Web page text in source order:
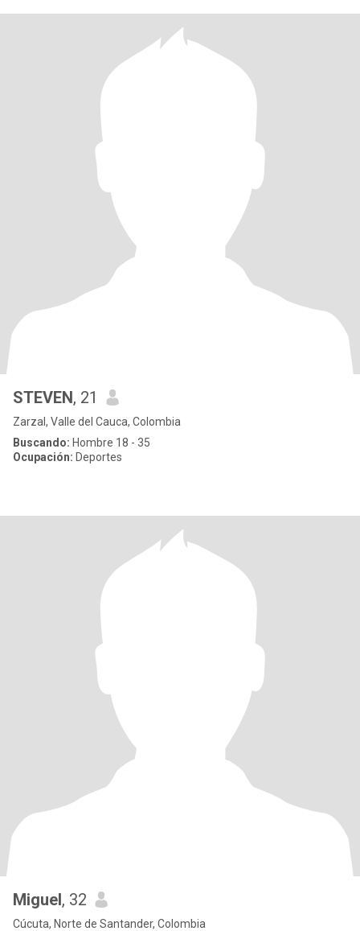
STEVEN, 21
Zarzal, Valle del Cauca, Colombia
Buscando: Hombre 18 - 35
Ocupación: Deportes
Miguel, 32
Cúcuta, Norte de Santander, Colombia